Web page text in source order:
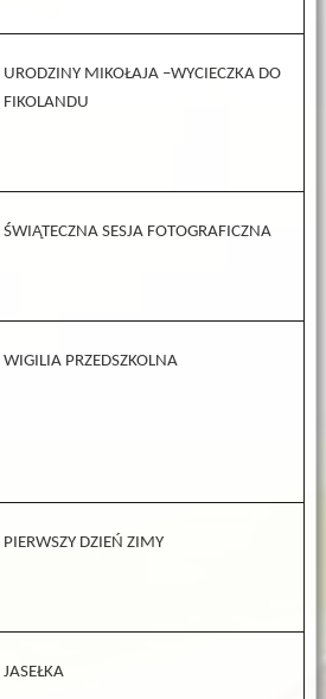
URODZINY MIKOŁAJA –WYCIECZKA DO
FIKOLANDU
ŚWIĄTECZNA SESJA FOTOGRAFICZNA
WIGILIA PRZEDSZKOLNA
PIERWSZY DZIEŃ ZIMY
JASEŁKA